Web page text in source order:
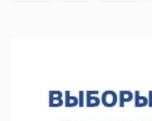
В Нижнем